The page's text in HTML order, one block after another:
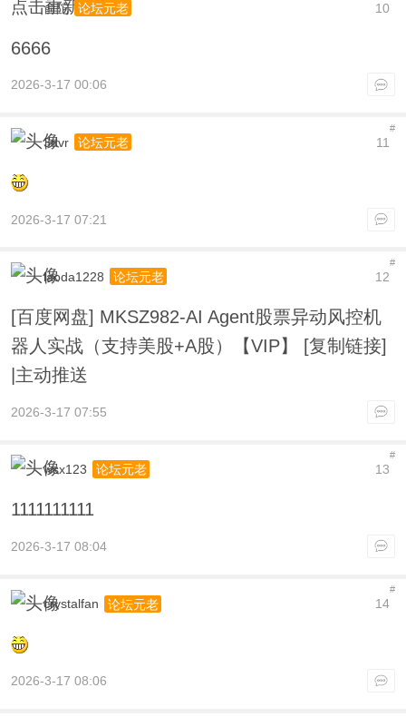
点击重新加载 10
俞陀 论坛元老
6666
2026-3-17 00:06
11
#
3dvr 论坛元老
2026-3-17 07:21
12
#
laoda1228 论坛元老
[百度网盘] MKSZ982-AI Agent股票异动风控机
器人实战（支持美股+A股）【VIP】 [复制链接]
|主动推送
2026-3-17 07:55
13
#
wsx123 论坛元老
1111111111
2026-3-17 08:04
14
#
crystalfan 论坛元老
2026-3-17 08:06